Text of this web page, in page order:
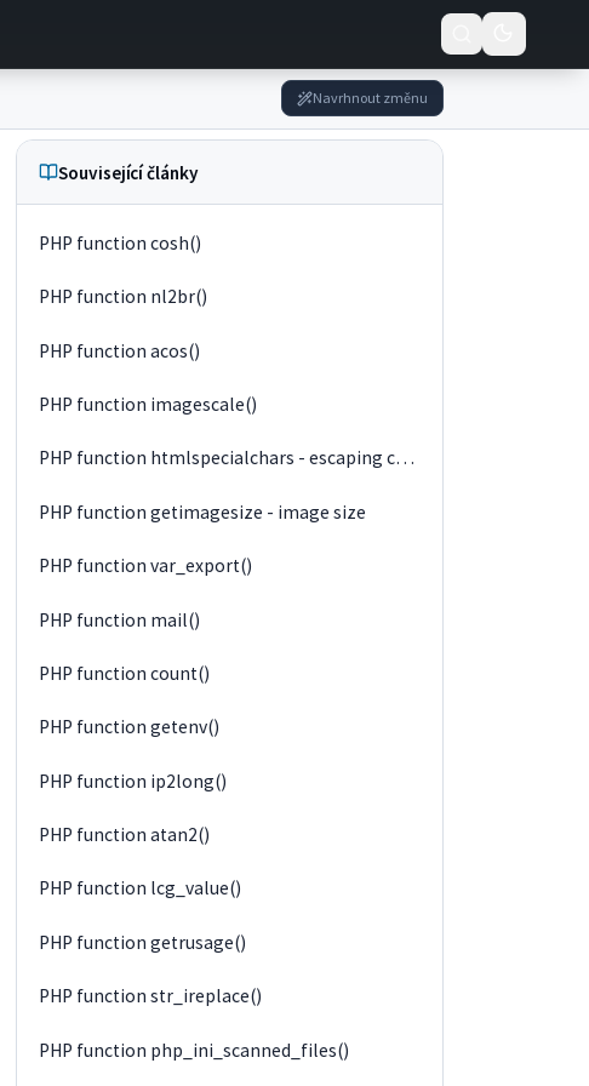
Navrhnout změnu
Související články
PHP function cosh()
PHP function nl2br()
PHP function acos()
PHP function imagescale()
PHP function htmlspecialchars - escaping characters
PHP function getimagesize - image size
PHP function var_export()
PHP function mail()
PHP function count()
PHP function getenv()
PHP function ip2long()
PHP function atan2()
PHP function lcg_value()
PHP function getrusage()
PHP function str_ireplace()
PHP function php_ini_scanned_files()